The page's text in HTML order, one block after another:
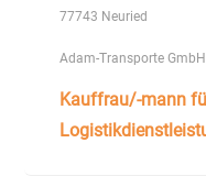
77743 Neuried
Adam-Transporte GmbH
Kauffrau/-mann